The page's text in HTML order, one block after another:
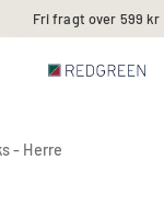
30 dages
- Herre